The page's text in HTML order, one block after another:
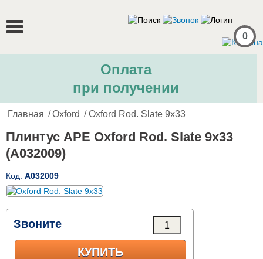
0
Оплата
при получении
Главная /Oxford / Oxford Rod. Slate 9x33
Плинтус APE Oxford Rod. Slate 9x33
(A032009)
Код: A032009
Звоните
КУПИТЬ